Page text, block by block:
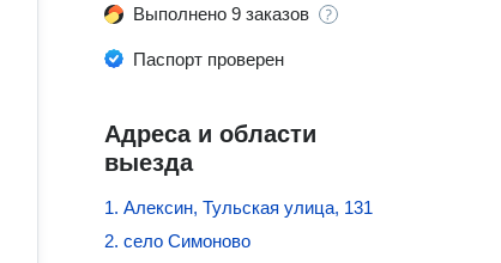
Выполнено 9 заказов
Паспорт проверен
Адреса и области
выезда
1. Алексин, Тульская улица, 131
2. село Симоново